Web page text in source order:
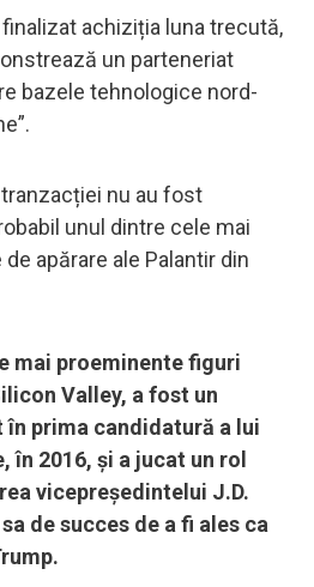
finalizat achiziția luna trecută,
un parteneriat
bazele tehnologice nord-
nu au fost
unul dintre cele mai
apărare ale Palantir din
mai proeminente figuri
Valley, a fost un
prima candidatură a lui
în 2016, și a jucat un rol
vicepreședintelui J.D.
de succes de a fi ales ca